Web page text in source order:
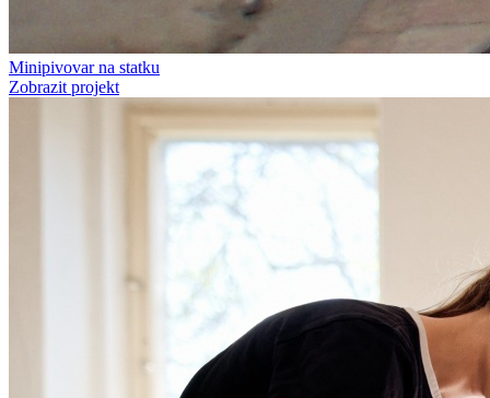
Minipivovar na statku
Zobrazit projekt